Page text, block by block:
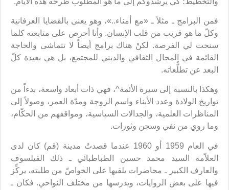
فمن البرامج ـ مثلاً ـ «مع أمناء..»، وهو يعنى بالقضايا العرفانية
وكلّ ما هو قريب من قلب الإنسان. وأنا أحرص على متابعته كلما
سنحت لي الفرصة. لكنْ هناك برامج أيضاً لا تتماشى والحاجة
القائمة في المجال الثقافي والديني للمجتمع، بل هي بعيدة كلّ
البعد عن تطلُّعاته.
وهكذا بالنسبة إلى سيرة الأئمة^، فهي ذات أبعاد واسعة، بدءاً من
تواريخ الولادة وعدد الأبناء واسم الزوجة ومدّة العمر، وصولاً إلى
المناظرات العلمية، والجدالات السياسية، ومواقفهم من الحكّام،
وما روي من نفي وسجن وثورات.
في العام 1959 أو 1960 عندما قصدتُ مدينة (قم) كان لدى
العلاّمة السيد محمد حسين الطباطبائي ـ ذلك الفيلسوف
والعارف الكبير ـ محاضرات يلقيها على الخواصّ من طلبته، يركِّز
فيها على بعض الروايات، ويدرسها من مختلف النواحي. فكان ـ